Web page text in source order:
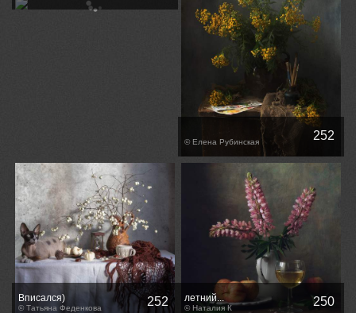
© Елена Рубинская 252
Вписался)
© Татьяна Феденкова 252 летний...
© Наталия К 250